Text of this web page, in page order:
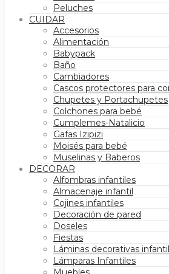
Peluches
CUIDAR
Accesorios
Alimentación
Babypack
Baño
Cambiadores
Cascos protectores para
Chupetes y Portachupetes
Colchones para bebé
Cumplemes-Natalicio
Gafas Izipizi
Moisés para bebé
Muselinas y Baberos
DECORAR
Alfombras infantiles
Almacenaje infantil
Cojines infantiles
Decoración de pared
Doseles
Fiestas
Láminas decorativas
Lámparas Infantiles